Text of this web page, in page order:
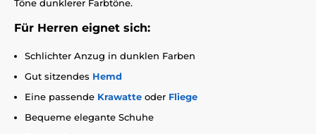
Töne dunklerer Farbtöne.
Für Herren eignet sich:
Schlichter Anzug in dunklen Farben
Gut sitzendes Hemd
Eine passende Krawatte oder Fliege
Bequeme elegante Schuhe